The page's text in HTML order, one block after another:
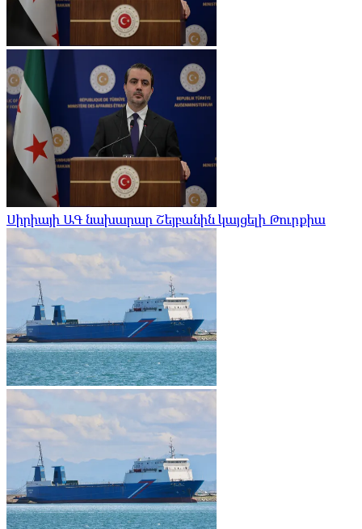
Սիրիայի ԱԳ նախարար Շեյբանին կայցելի Թուրքիա